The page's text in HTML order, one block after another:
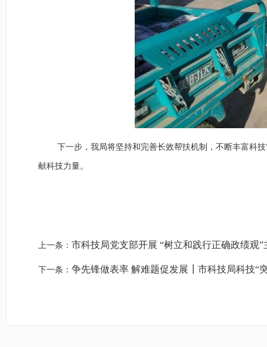
下一步， 我局将坚持和 完善长效帮扶机制， 不断丰富科技
献科技力量。
上一条： 市科技局党支部开展 “树立和践行正确政绩观”
下一条： 争先锋做表率 解难题促发展┃市科技局科技“